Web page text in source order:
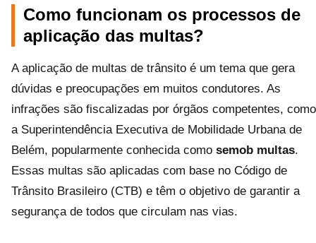
Como funcionam os processos de
aplicação das multas?
A aplicação de multas de trânsito é um tema que gera
dúvidas e preocupações em muitos condutores. As
infrações são fiscalizadas por órgãos competentes, como
a Superintendência Executiva de Mobilidade Urbana de
Belém, popularmente conhecida como semob multas.
Essas multas são aplicadas com base no Código de
Trânsito Brasileiro (CTB) e têm o objetivo de garantir a
segurança de todos que circulam nas vias.